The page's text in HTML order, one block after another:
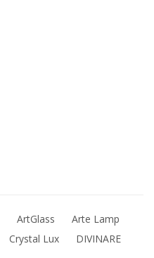
ArtGlass
Arte Lamp
Crystal Lux
DIVINARE